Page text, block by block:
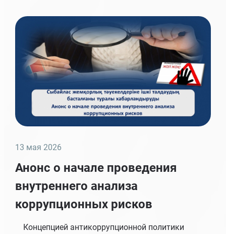
13 мая 2026
Анонс о начале проведения
внутреннего анализа
коррупционных рисков
Концепцией антикоррупционной политики